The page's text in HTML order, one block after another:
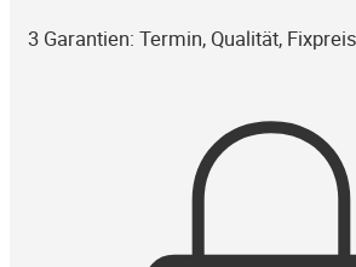
3 Garantien: Termin, Qualität,